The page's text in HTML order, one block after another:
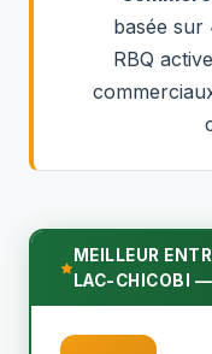
basée sur
RBQ
MEILLEUR
LAC-CHICOBI